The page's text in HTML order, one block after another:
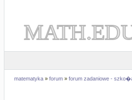
matematyka » forum » forum zadaniowe -